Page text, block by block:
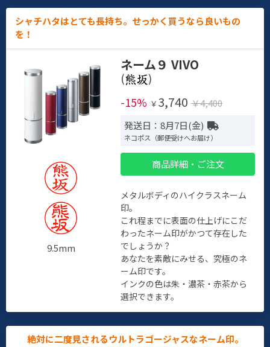
シャチハタはとても長持ち。せっかく買うなら良いもの
を！
9.5mm
ネーム９ VIVO
(
)
-15% ￥ 3,740 ￥4,400
発送日：8月7日(金)
ネコポス（郵便受けへお届け）
商品詳細・ご注文
メタルボディのハイクラスネーム
印。
これ程までに表面の仕上げにこだ
わったネーム印がかつて存在した
でしょうか？
あなたを素敵にみせる、究極のネ
ーム印です。
インクの色は朱・濃茶・赤茶から
選択できます。
絶対に二度見されるウルトラゴージャスなネーム印。